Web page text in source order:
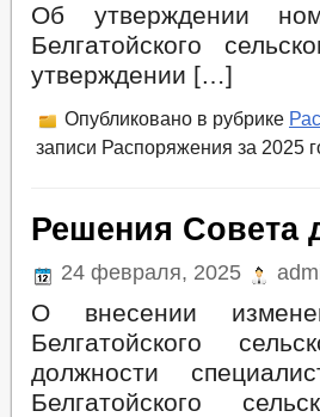
Об утверждении
Белгатойского
утверждении […]
Опубликовано в рубрике
записи Распоряжения за 2025
Решения Совета
24 февраля, 2025
О внесении
Белгатойского
должности
Белгатойского